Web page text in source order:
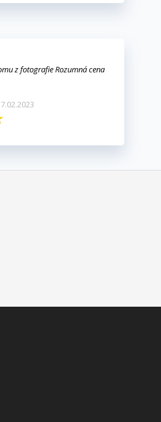
z fotografie Rozumná cena